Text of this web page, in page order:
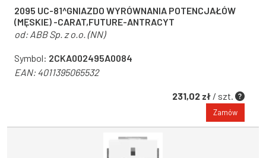
2095 UC-81^GNIAZDO WYRÓWNANIA POTENCJAŁÓW
(MĘSKIE) -CARAT,FUTURE-ANTRACYT
od: ABB Sp. z o.o. (NN)
Symbol: 2CKA002495A0084
EAN:4011395065532
231,02 zł / szt.
Zamów